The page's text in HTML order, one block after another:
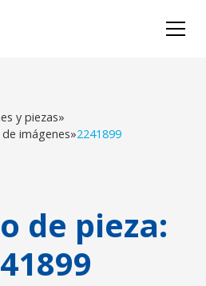
y piezas»
imágenes»2241899
de pieza: